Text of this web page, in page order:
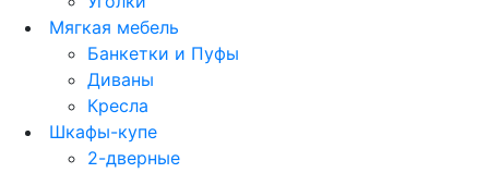
Мягкая мебель
Банкетки и Пуфы
Диваны
Кресла
Шкафы-купе
2-дверные